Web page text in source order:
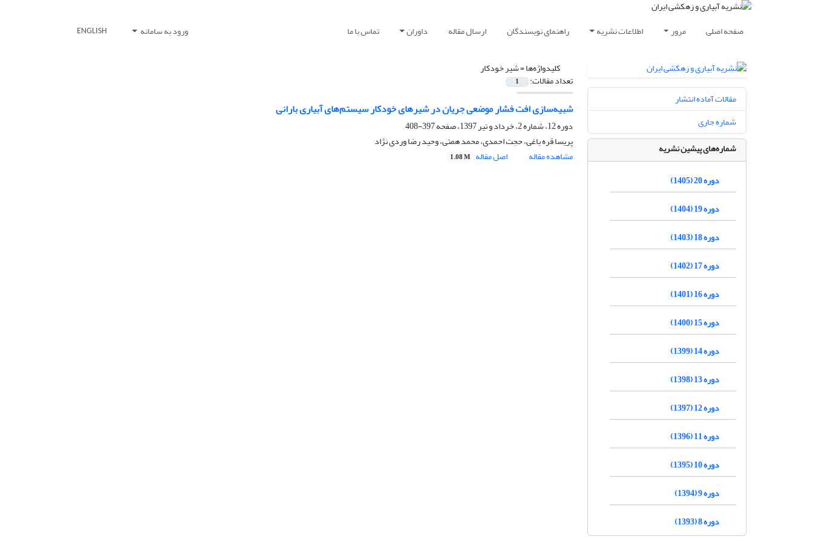
صفحه اصلی مرور اطلاعات نشریه راهنمای نویسندگان ارسال مقاله داوران تماس با ما ورود به سامانه ENGLISH
کلیدواژه‌ها =شیر خودکار
تعداد مقالات: 1
شبیه‌سازی افت فشار موضعی جریان در شیرهای خودکار سیستم‌های آبیاری بارانی
دوره 12، شماره 2، خرداد و تیر 1397، صفحه
397-408
پریسا قره باغی، حجت احمدی، محمد همتی، وحید رضا وردی نژاد
مشاهده مقاله
اصل مقاله 1.08 M
مقالات آماده انتشار
شماره جاری
شماره‌های پیشین نشریه
دوره 20 (1405)
دوره 19 (1404)
دوره 18 (1403)
دوره 17 (1402)
دوره 16 (1401)
دوره 15 (1400)
دوره 14 (1399)
دوره 13 (1398)
دوره 12 (1397)
دوره 11 (1396)
دوره 10 (1395)
دوره 9 (1394)
دوره 8 (1393)